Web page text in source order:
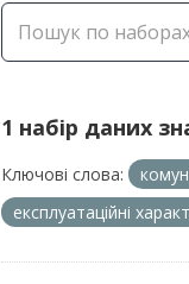
1 набір даних
Ключові слова:
експлуатаційні